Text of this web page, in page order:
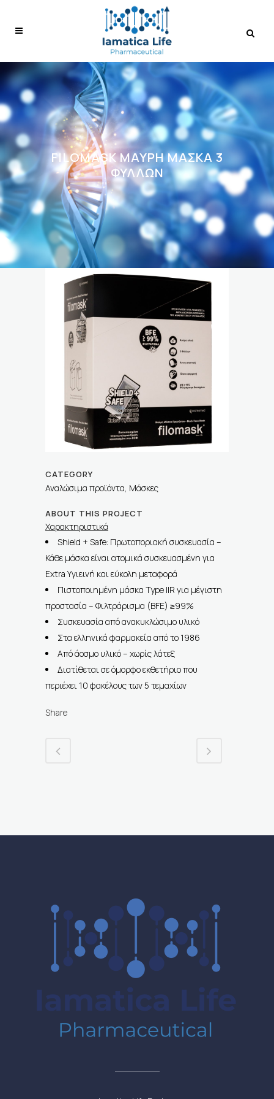
FILOMASK ΜΑΎΡΗ ΜΆΣΚΑ 3
ΦΎΛΛΩΝ
CATEGORY
Αναλώσιμα προϊόντα, Μάσκες
ABOUT THIS PROJECT
Χαρακτηριστικά
Shield + Safe: Πρωτοποριακή συσκευασία –
Κάθε μάσκα είναι ατομικά συσκευασμένη για
Extra Υγιεινή και εύκολη μεταφορά
Πιστοποιημένη μάσκα Type IIR για μέγιστη
προστασία – Φιλτράρισμα (BFE) ≥99%
Συσκευασία από ανακυκλώσιμο υλικό
Στα ελληνικά φαρμακεία από το 1986
Από άοσμο υλικό – χωρίς λάτεξ
Διατίθεται σε όμορφο εκθετήριο που
περιέχει 10 φακέλους των 5 τεμαχίων
Share